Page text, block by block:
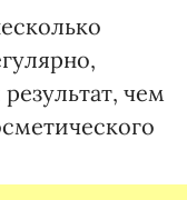
чем